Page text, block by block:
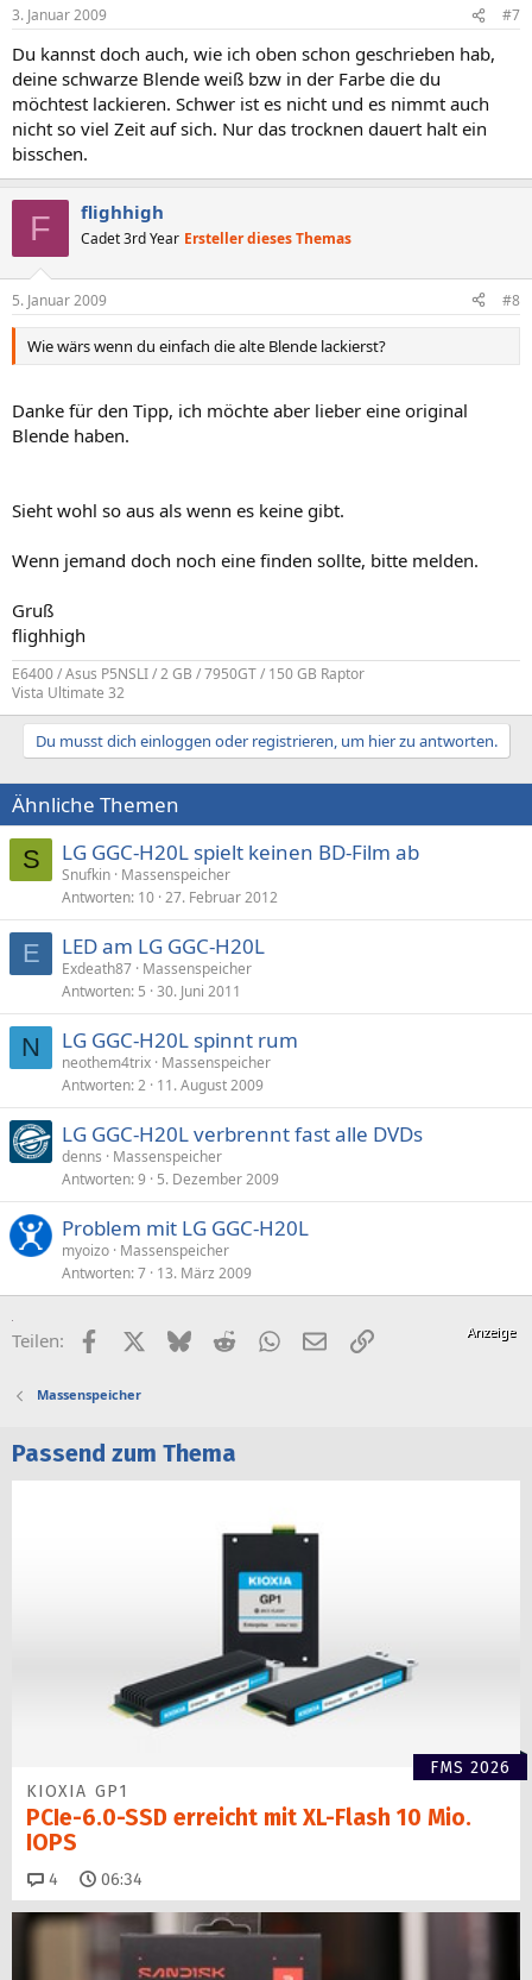
3. Januar 2009 #7
Du kannst doch auch, wie ich oben schon geschrieben hab,
deine schwarze Blende weiß bzw in der Farbe die du
möchtest lackieren. Schwer ist es nicht und es nimmt auch
nicht so viel Zeit auf sich. Nur das trocknen dauert halt ein
bisschen.
F flighhigh
Cadet 3rd Year Ersteller dieses Themas
5. Januar 2009 #8
Wie wärs wenn du einfach die alte Blende lackierst?
Danke für den Tipp, ich möchte aber lieber eine original
Blende haben.
Sieht wohl so aus als wenn es keine gibt.
Wenn jemand doch noch eine finden sollte, bitte melden.
Gruß
flighhigh
E6400 / Asus P5NSLI / 2 GB / 7950GT / 150 GB Raptor
Vista Ultimate 32
Du musst dich einloggen oder registrieren, um hier zu antworten.
Ähnliche Themen
S LG GGC-H20L spielt keinen BD-Film ab
Snufkin Massenspeicher
Antworten 10 27. Februar 2012
E LED am LG GGC-H20L
Exdeath87 Massenspeicher
Antworten 5 30. Juni 2011
N LG GGC-H20L spinnt rum
neothem4trix Massenspeicher
Antworten 2 11. August 2009
LG GGC-H20L verbrennt fast alle DVDs
denns
Massenspeicher
Antworten 9 5. Dezember 2009
Problem mit LG GGC-H20L
myoizo Massenspeicher
Antworten 7 13. März 2009
Teilen: FacebookX (Twitter)
BlueskyRedditWhatsApp
E-MailLink
Massenspeicher
Passend zum Thema
FMS 2026
KIOXIA GP1
PCIe-6.0-SSD erreicht mit XL-Flash 10 Mio.
IOPS
4 Kommentare
06:34